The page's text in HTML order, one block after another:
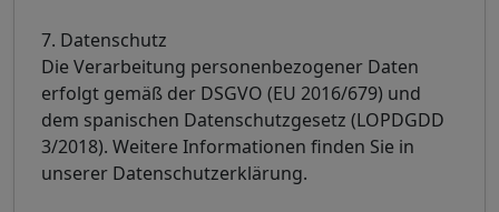
7. Datenschutz
Die Verarbeitung personenbezogener Daten
erfolgt gemäß der DSGVO (EU 2016/679) und
dem spanischen Datenschutzgesetz (LOPDGDD
3/2018). Weitere Informationen finden Sie in
unserer Datenschutzerklärung.